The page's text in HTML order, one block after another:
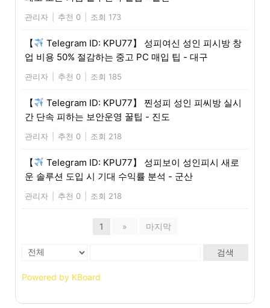
관리자 추천 0 조회 173
【
Telegram ID: KPU77】 성피여신 성인 피시방 창
업 비용 50% 절감하는 중고 PC 매입 팁 - 대구
관리자 추천 0 조회 185
【
Telegram ID: KPU77】 찐성피 성인 피씨방 실시
간 단속 피하는 보안운영 꿀팁 - 진도
관리자 추천 0 조회 218
【
Telegram ID: KPU77】 성피보이 성인피시 새로
운 솔루션 도입 시 기대 수익률 분석 - 군산
관리자 추천 0 조회 218
1 » 마지막
검색
Powered by KBoard